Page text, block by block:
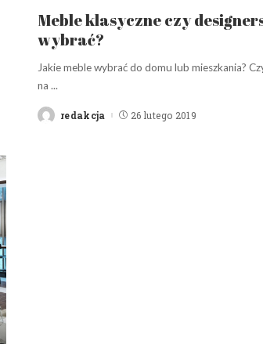
Meble klasyczne czy
wybrać?
Jakie meble wybrać do domu lub mieszkania?
na ...
Postedredakcja 26 lutego 2019